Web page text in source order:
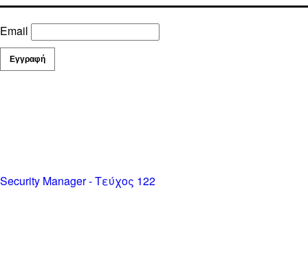
Email
Security Manager - Τεύχος 122